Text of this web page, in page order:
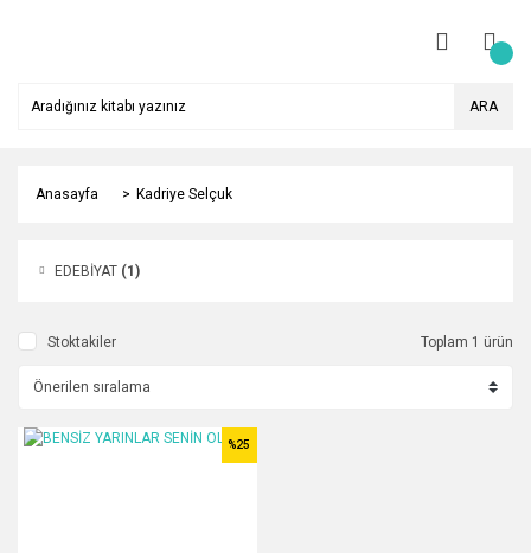
ARA
Anasayfa Kadriye Selçuk
EDEBİYAT (1)
Stoktakiler Toplam 1 ürün
%25